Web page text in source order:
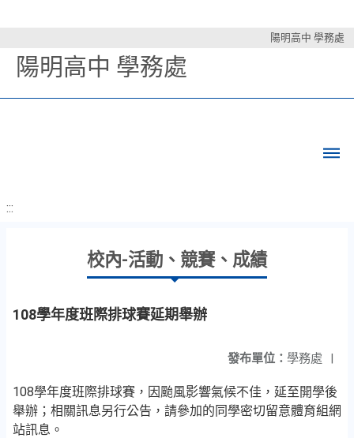
陽明高中 學務處
陽明高中 學務處
:::
校內-活動、競賽、成績
108學年度班際排球賽延期舉辦
發布單位： 學務處 |
108學年度班際排球賽，因颱風影響氣候不佳，延至開學後
舉辦；相關訊息另行公告，請參加的同學密切留意體育組網
站訊息。